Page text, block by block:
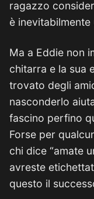
ragazzo
è
Ma a Eddie non
chitarra e la sua
trovato degli
nasconderlo
fascino perfino
Forse per
chi dice “amate
avreste
questo il